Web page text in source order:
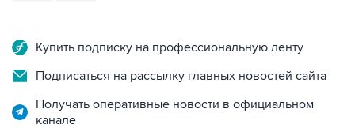
Купить подписку на профессиональную ленту
Подписаться на рассылку главных новостей сайта
Получать оперативные новости в официальном
канале